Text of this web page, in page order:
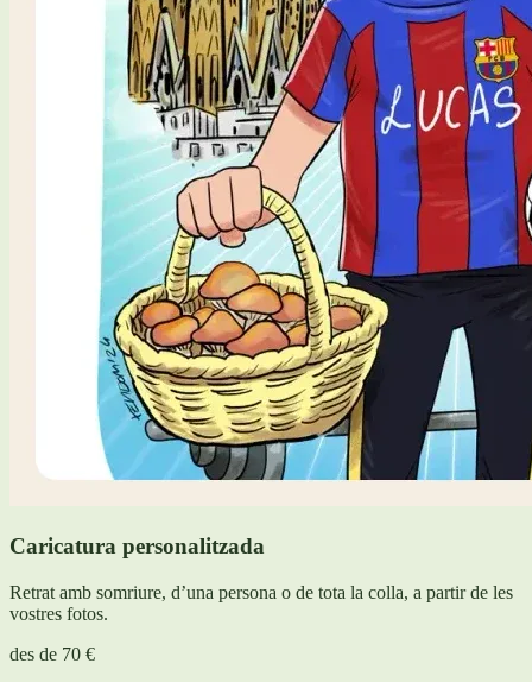
Caricatura personalitzada
Retrat amb somriure, d’una persona o de tota la colla, a partir de les
vostres fotos.
des de 70 €